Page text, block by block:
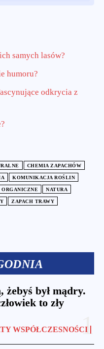
żebyś był mądry.
to zły
WSPÓŁCZESNOŚCI
samych lasów?
humoru?
odkrycia z
CHEMIA ZAPACHÓW
KOMUNIKACJA ROŚLIN
NATURA
ZAPACH TRAWY